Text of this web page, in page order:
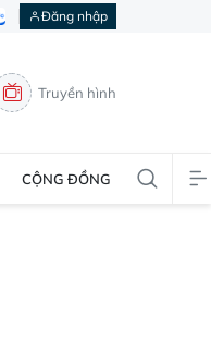
Đăng nhập
Truyền hình
CỘNG ĐỒNG